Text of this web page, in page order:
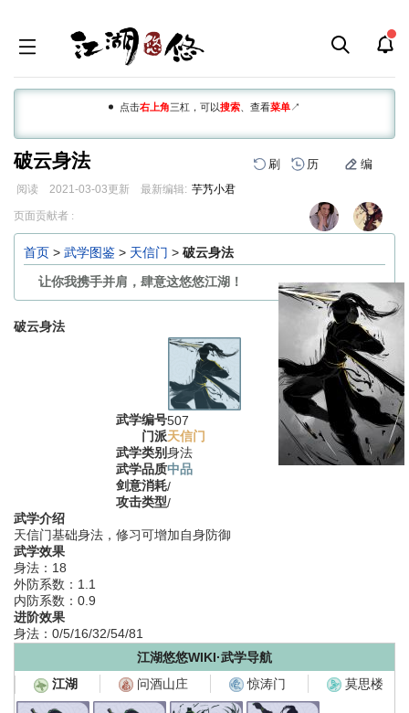
点击右上角三杠，可以搜索 、查看菜单↗
破云身法 刷 历 编
阅读 2021-03-03更新 最新编辑: 芋艿小君
跳
导
航
跳
搜
索
页面贡献者 :
首页 > 武学图鉴 > 天信门 > 破云身法
让你我携手并肩，肆意这悠悠江湖！
破云身法
武学编号507
门派天信门
武学类别身法
武学品质中品
剑意消耗/
攻击类型/
武学介绍
天信门基础身法，修习可增加自身防御
武学效果
身法：18
外防系数：1.1
内防系数：0.9
进阶效果
身法：0/5/16/32/54/81
江湖悠悠WIKI·武学导航
江湖 问酒山庄 惊涛门 莫思楼